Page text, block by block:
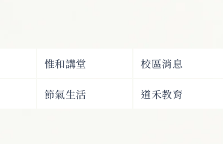
惟和講堂 校區消息
節氣生活 道禾教育